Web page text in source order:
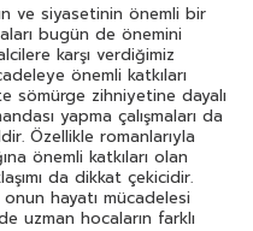
ve siyasetinin önemli bir
bugün de önemini
karşı verdiğimiz
önemli katkıları
sömürge zihniyetine dayalı
yapma çalışmaları da
Özellikle romanlarıyla
önemli katkıları olan
da dikkat çekicidir.
hayatı mücadelesi
uzman hocaların farklı